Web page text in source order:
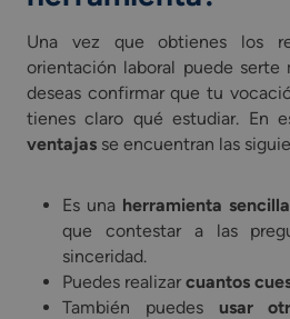
Una vez que obtienes los
orientación laboral puede
deseas confirmar que tu
tienes claro qué estudiar. En
ventajas se encuentran las
Es una herramienta sencilla
que contestar a las
sinceridad.
Puedes realizar cuantos
También puedes usar